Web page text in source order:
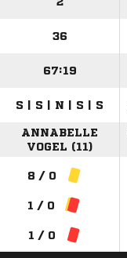
36
67:19
S | S | N | S | S
ANNABELLE
VOGEL (11)
8 / 0
1 / 0
1 / 0